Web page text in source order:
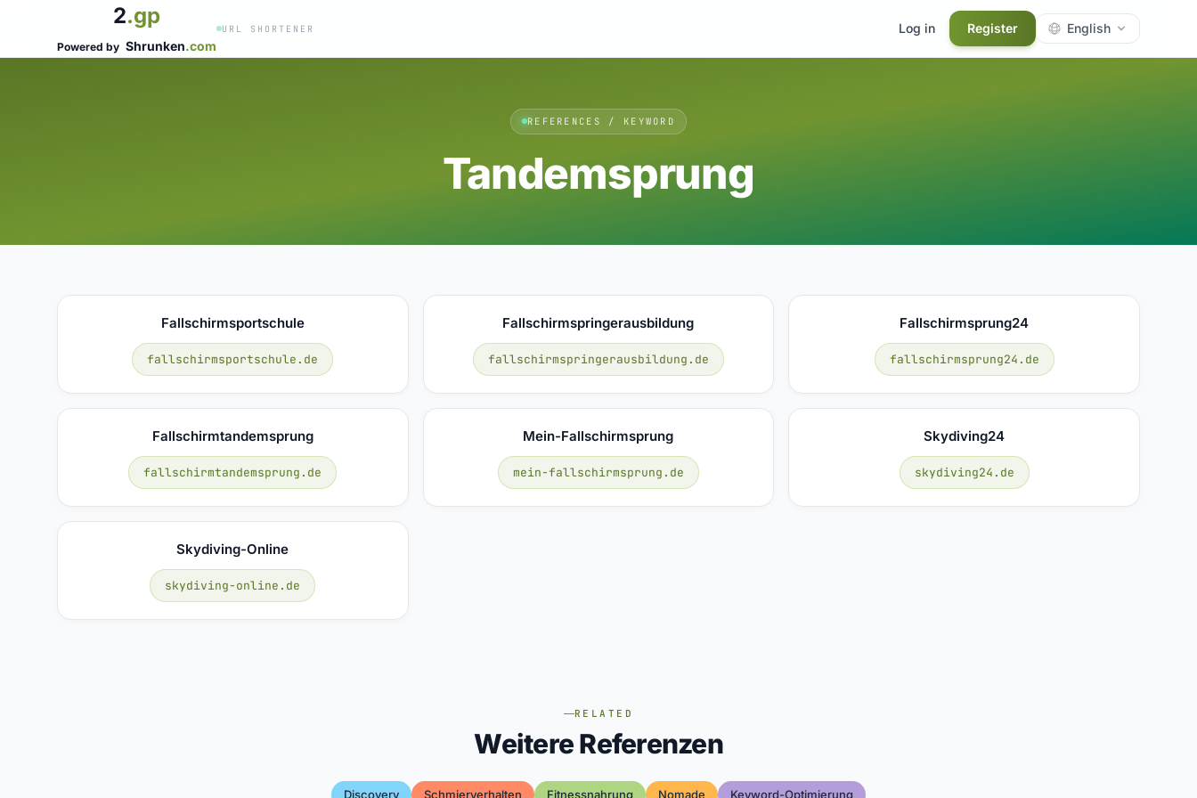
2.gp
Powered by Shrunken.com
URL SHORTENER Log in Register English
REFERENCES / KEYWORD
Tandemsprung
Fallschirmsportschule
fallschirmsportschule.de
Fallschirmspringerausbildung
fallschirmspringerausbildung.de
Fallschirmsprung24
fallschirmsprung24.de
Fallschirmtandemsprung
fallschirmtandemsprung.de
Mein-Fallschirmsprung
mein-fallschirmsprung.de
Skydiving24
skydiving24.de
Skydiving-Online
skydiving-online.de
RELATED
Weitere Referenzen
Discovery Schmierverhalten Fitnessnahrung Nomade Keyword-Optimierung